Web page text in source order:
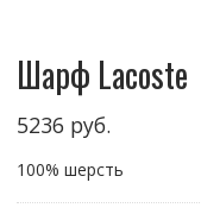
Шарф Lacoste
5236 руб.
100% шерсть